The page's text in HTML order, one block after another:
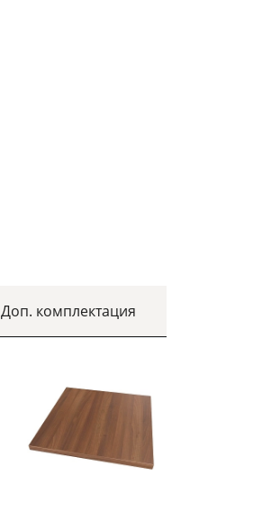
Доп. комплектация